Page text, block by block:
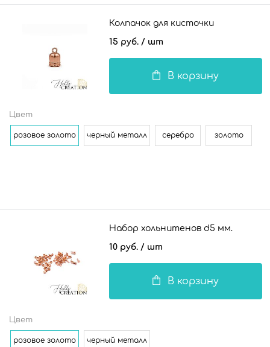
Колпачок для кисточки
15 руб. / шт
В корзину
Цвет
розовое золото черный металл серебро золото
Набор хольнитенов d5 мм.
10 руб. / шт
В корзину
Цвет
розовое золото черный металл